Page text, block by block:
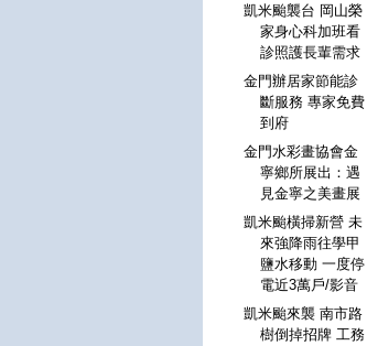
凱米颱襲台 岡山榮
家身心科加班看
診照護長輩需求
金門辦居家節能診
斷服務 專家免費
到府
金門水彩畫協會金
寧鄉所展出：遇
見金寧之美畫展
凱米颱橫掃新營 未
來強降雨往學甲
鹽水移動 一度停
電近3萬戶/影音
凱米颱來襲 南市路
樹倒掉招牌 工務